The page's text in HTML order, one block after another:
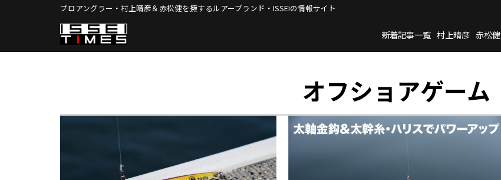
プロアングラー・村上晴彦＆赤松健を擁するルアーブランド・ISSEIの情報サイト
新着記事一覧 村上晴彦 赤松健
オフショアゲーム